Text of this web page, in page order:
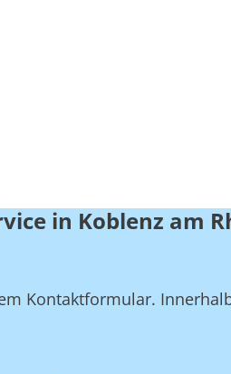
in Koblenz am
Kontaktformular.